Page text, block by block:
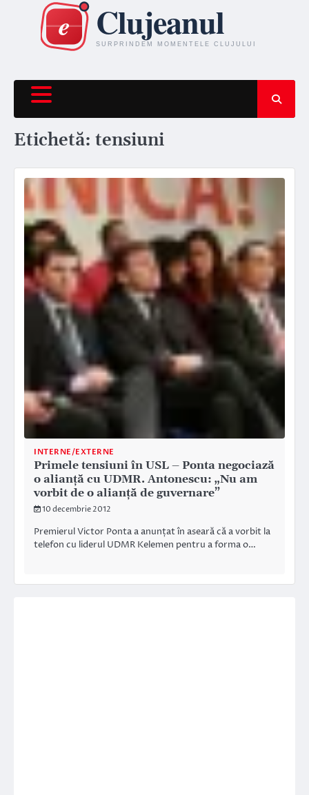
content
Etichetă: tensiuni
INTERNE/EXTERNE
Primele tensiuni în USL – Ponta negociază
o alianţă cu UDMR. Antonescu: „Nu am
vorbit de o alianţă de guvernare”
10 decembrie 2012
Premierul Victor Ponta a anunțat în aseară că a vorbit la
telefon cu liderul UDMR Kelemen pentru a forma o…